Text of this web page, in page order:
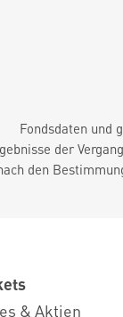
Fondsdaten und
der
den
& Aktien